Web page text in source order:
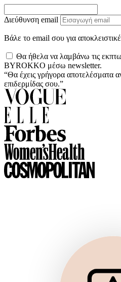
Διεύθυνση email
Βάλε το email σου για
Θα ήθελα να λαμβάνω τις
BYROKKO μέσω newsletter.
“Θα έχεις γρήγορα αποτελέσματα
επιδερμίδας σου.”